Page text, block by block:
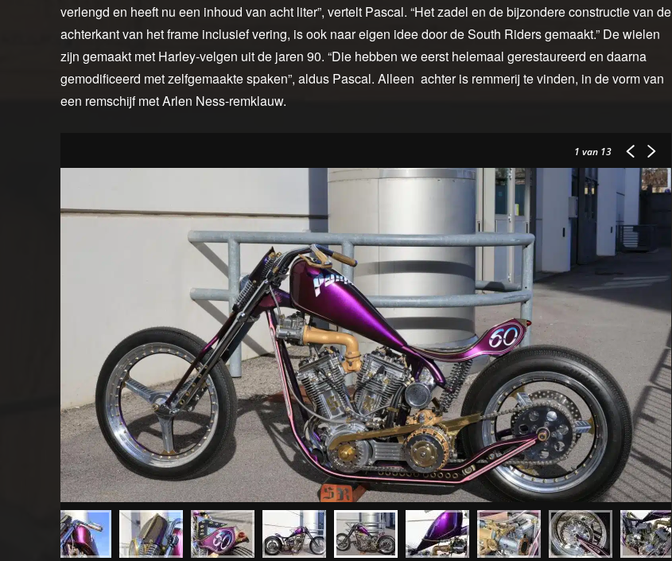
verlengd en heeft nu een inhoud van acht liter”, vertelt Pascal. “Het zadel en de bijzondere constructie van de
achterkant van het frame inclusief vering, is ook naar eigen idee door de South Riders gemaakt.” De wielen
zijn gemaakt met Harley-velgen uit de jaren 90. “Die hebben we eerst helemaal gerestaureerd en daarna
gemodificeerd met zelfgemaakte spaken”, aldus Pascal. Alleen achter is remmerij te vinden, in de vorm van
een remschijf met Arlen Ness-remklauw.
1 van 13